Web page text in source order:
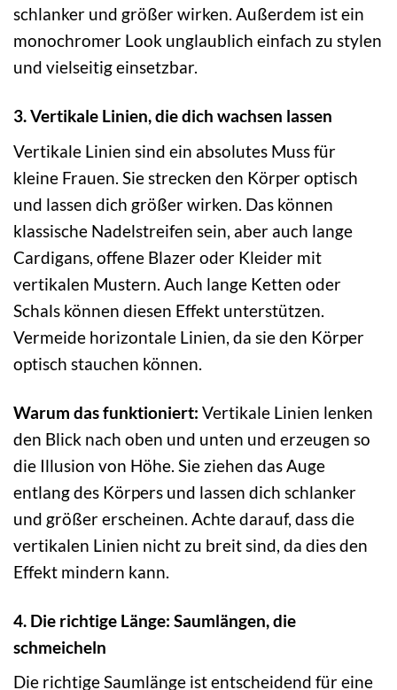
schlanker und größer wirken. Außerdem ist ein
monochromer Look unglaublich einfach zu stylen
und vielseitig einsetzbar.
3. Vertikale Linien, die dich wachsen lassen
Vertikale Linien sind ein absolutes Muss für
kleine Frauen. Sie strecken den Körper optisch
und lassen dich größer wirken. Das können
klassische Nadelstreifen sein, aber auch lange
Cardigans, offene Blazer oder Kleider mit
vertikalen Mustern. Auch lange Ketten oder
Schals können diesen Effekt unterstützen.
Vermeide horizontale Linien, da sie den Körper
optisch stauchen können.
Warum das funktioniert: Vertikale Linien lenken
den Blick nach oben und unten und erzeugen so
die Illusion von Höhe. Sie ziehen das Auge
entlang des Körpers und lassen dich schlanker
und größer erscheinen. Achte darauf, dass die
vertikalen Linien nicht zu breit sind, da dies den
Effekt mindern kann.
4. Die richtige Länge: Saumlängen, die
schmeicheln
Die richtige Saumlänge ist entscheidend für eine